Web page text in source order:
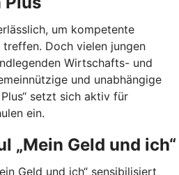
um kompetente
Doch vielen jungen
Wirtschafts- und
und unabhängige
setzt sich aktiv für
ein.
„Mein Geld und ich“
Geld und ich“ sensibilisiert